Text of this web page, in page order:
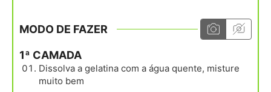
MODO DE FAZER
1ª CAMADA
Dissolva a gelatina com a água quente, misture
muito bem